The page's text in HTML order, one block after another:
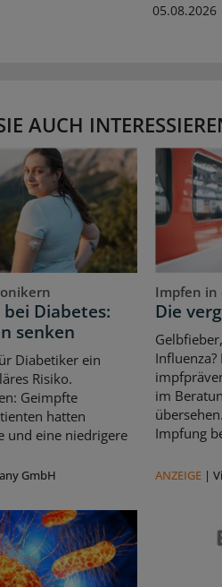
05.08.2026
AUCH
Diabetes:
senken
Diabetiker ein
Risiko.
Geimpfte
hatten
und eine niedrigere
GmbH
Impfen in
Die
im
Impfung
ANZEIGE |